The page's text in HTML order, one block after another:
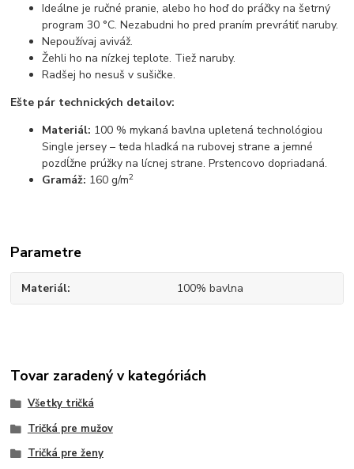
Ideálne je ručné pranie, alebo ho hoď do práčky na šetrný
program 30 °C. Nezabudni ho pred praním prevrátiť naruby.
Nepoužívaj aviváž.
Žehli ho na nízkej teplote. Tiež naruby.
Radšej ho nesuš v sušičke.
Ešte pár technických detailov:
Materiál: 100 % mykaná bavlna upletená technológiou
Single jersey – teda hladká na rubovej strane a jemné
pozdĺžne prúžky na lícnej strane. Prstencovo dopriadaná.
Gramáž: 160 g/m2
Parametre
Materiál 100% bavlna
Tovar zaradený v kategóriách
Všetky tričká
Tričká pre mužov
Tričká pre ženy